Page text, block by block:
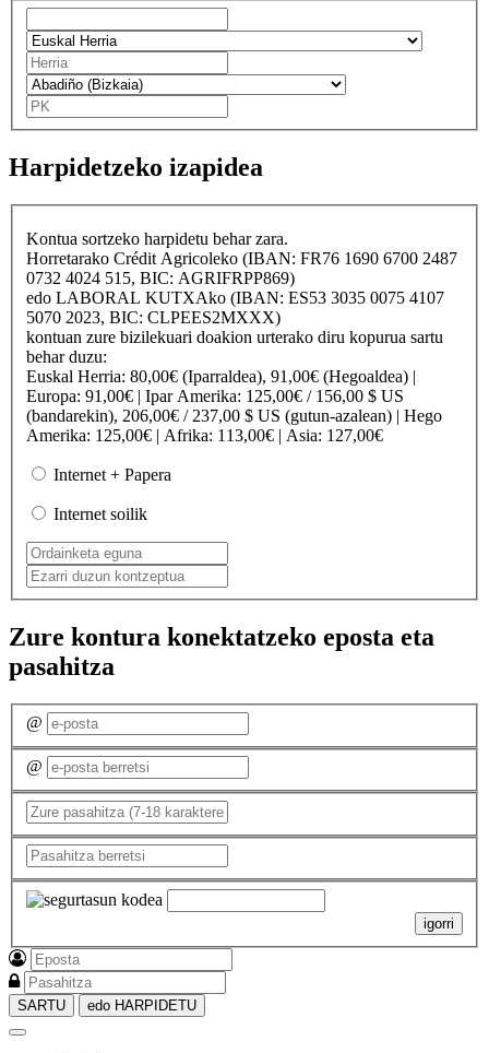
Harpidetzeko izapidea
Kontua sortzeko harpidetu behar zara.
Horretarako Crédit Agricoleko (IBAN: FR76 1690 6700 2487
0732 4024 515, BIC: AGRIFRPP869)
edo LABORAL KUTXAko (IBAN: ES53 3035 0075 4107
5070 2023, BIC: CLPEES2MXXX)
kontuan zure bizilekuari doakion urterako diru kopurua sartu
behar duzu:
Euskal Herria: 80,00€ (Iparraldea), 91,00€ (Hegoaldea) |
Europa: 91,00€ | Ipar Amerika: 125,00€ / 156,00 $ US
(bandarekin), 206,00€ / 237,00 $ US (gutun-azalean) | Hego
Amerika: 125,00€ | Afrika: 113,00€ | Asia: 127,00€
Internet + Papera
Internet soilik
Zure kontura konektatzeko eposta eta
pasahitza
@
@
igorri
SARTU edo HARPIDETU